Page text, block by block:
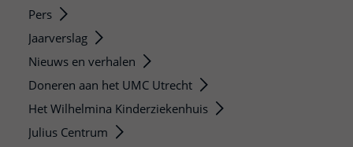
Pers
Jaarverslag
Nieuws en verhalen
Doneren aan het UMC Utrecht
Het Wilhelmina Kinderziekenhuis
Julius Centrum